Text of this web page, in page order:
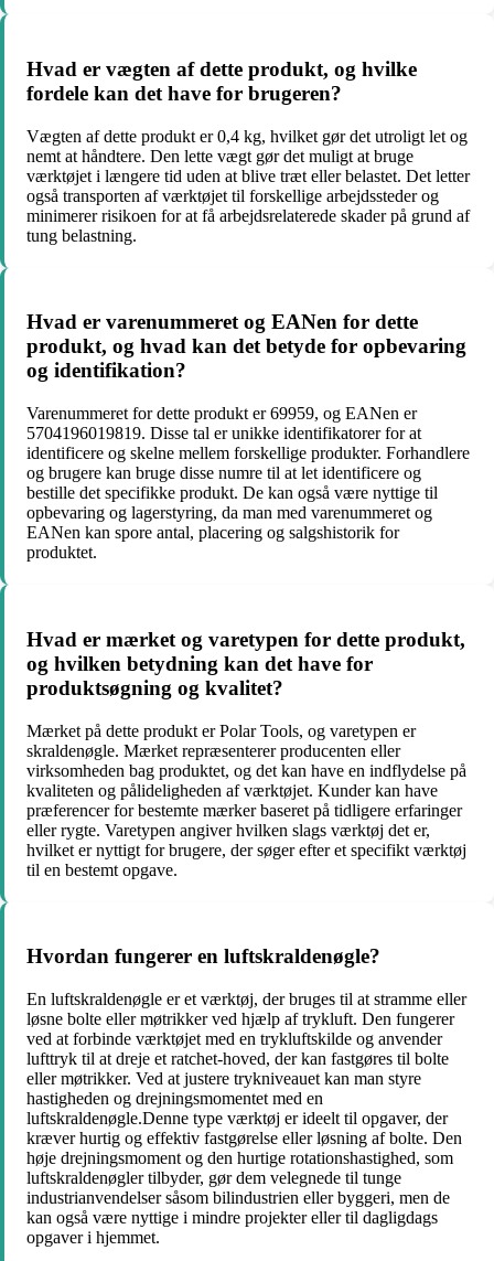
Hvad er vægten af dette produkt, og hvilke
fordele kan det have for brugeren?
Vægten af dette produkt er 0,4 kg, hvilket gør det utroligt let og
nemt at håndtere. Den lette vægt gør det muligt at bruge
værktøjet i længere tid uden at blive træt eller belastet. Det letter
også transporten af værktøjet til forskellige arbejdssteder og
minimerer risikoen for at få arbejdsrelaterede skader på grund af
tung belastning.
Hvad er varenummeret og EANen for dette
produkt, og hvad kan det betyde for opbevaring
og identifikation?
Varenummeret for dette produkt er 69959, og EANen er
5704196019819. Disse tal er unikke identifikatorer for at
identificere og skelne mellem forskellige produkter. Forhandlere
og brugere kan bruge disse numre til at let identificere og
bestille det specifikke produkt. De kan også være nyttige til
opbevaring og lagerstyring, da man med varenummeret og
EANen kan spore antal, placering og salgshistorik for
produktet.
Hvad er mærket og varetypen for dette produkt,
og hvilken betydning kan det have for
produktsøgning og kvalitet?
Mærket på dette produkt er Polar Tools, og varetypen er
skraldenøgle. Mærket repræsenterer producenten eller
virksomheden bag produktet, og det kan have en indflydelse på
kvaliteten og pålideligheden af værktøjet. Kunder kan have
præferencer for bestemte mærker baseret på tidligere erfaringer
eller rygte. Varetypen angiver hvilken slags værktøj det er,
hvilket er nyttigt for brugere, der søger efter et specifikt værktøj
til en bestemt opgave.
Hvordan fungerer en luftskraldenøgle?
En luftskraldenøgle er et værktøj, der bruges til at stramme eller
løsne bolte eller møtrikker ved hjælp af trykluft. Den fungerer
ved at forbinde værktøjet med en trykluftskilde og anvender
lufttryk til at dreje et ratchet-hoved, der kan fastgøres til bolte
eller møtrikker. Ved at justere trykniveauet kan man styre
hastigheden og drejningsmomentet med en
luftskraldenøgle.Denne type værktøj er ideelt til opgaver, der
kræver hurtig og effektiv fastgørelse eller løsning af bolte. Den
høje drejningsmoment og den hurtige rotationshastighed, som
luftskraldenøgler tilbyder, gør dem velegnede til tunge
industrianvendelser såsom bilindustrien eller byggeri, men de
kan også være nyttige i mindre projekter eller til dagligdags
opgaver i hjemmet.